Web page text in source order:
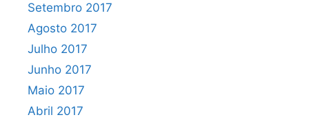
Setembro 2017
Agosto 2017
Julho 2017
Junho 2017
Maio 2017
Abril 2017